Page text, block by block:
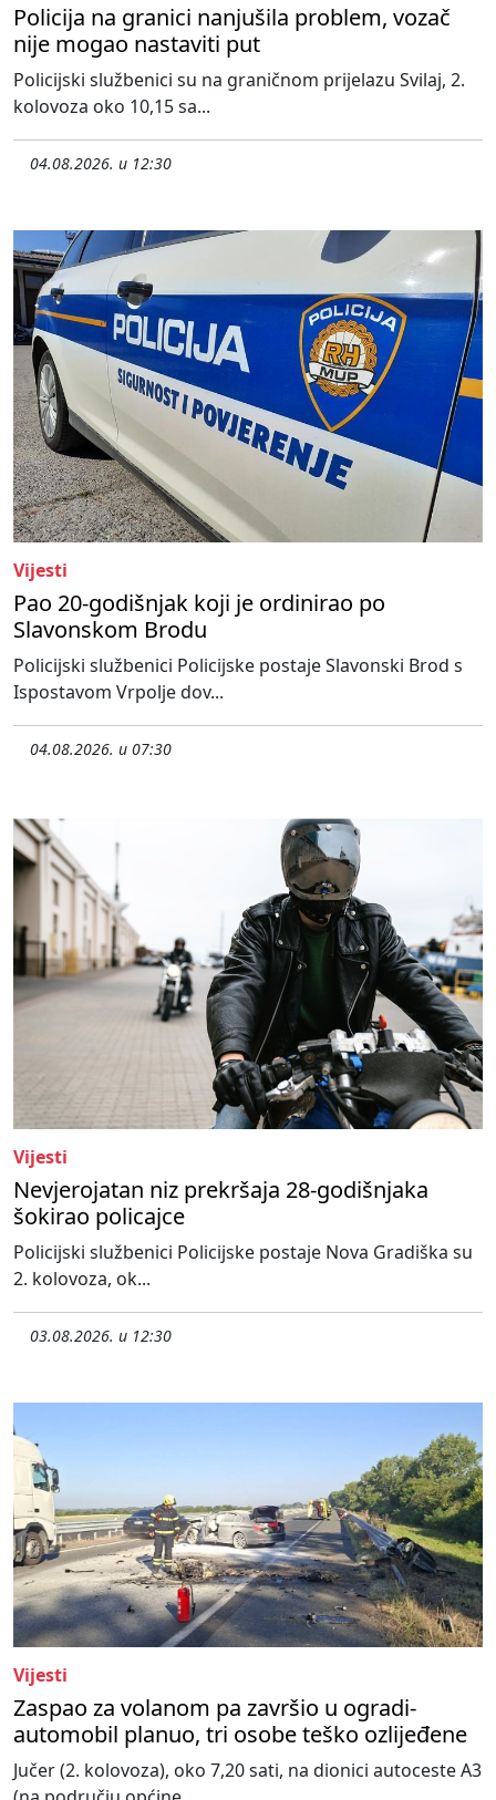
Policija na granici nanjušila problem, vozač
nije mogao nastaviti put
Policijski službenici su na graničnom prijelazu Svilaj, 2.
kolovoza oko 10,15 sa...
04.08.2026. u 12:30
Vijesti
Pao 20-godišnjak koji je ordinirao po
Slavonskom Brodu
Policijski službenici Policijske postaje Slavonski Brod s
Ispostavom Vrpolje dov...
04.08.2026. u 07:30
Vijesti
Nevjerojatan niz prekršaja 28-godišnjaka
šokirao policajce
Policijski službenici Policijske postaje Nova Gradiška su
2. kolovoza, ok...
03.08.2026. u 12:30
Vijesti
Zaspao za volanom pa završio u ogradi-
automobil planuo, tri osobe teško ozlijeđene
Jučer (2. kolovoza), oko 7,20 sati, na dionici autoceste A3